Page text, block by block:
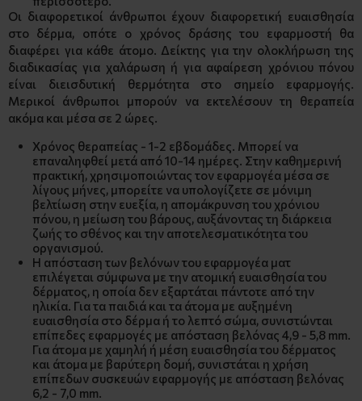
Οι διαφορετικοί άνθρωποι έχουν διαφορετική ευαισθησία
στο δέρμα, οπότε ο χρόνος δράσης του εφαρμοστή θα
διαφέρει για κάθε άτομο. Δείκτης για την ολοκλήρωση της
διαδικασίας για χαλάρωση ή για αφαίρεση χρόνιου πόνου
είναι διεισδυτική θερμότητα στο σημείο εφαρμογής.
Μερικοί άνθρωποι μπορούν να εκτελέσουν τη θεραπεία
ακόμα και μέσα σε 2 ώρες.
Χρόνος θεραπείας - 1-2 εβδομάδες. Μπορεί να
επαναληφθεί μετά από 10-14 ημέρες. Στην καθημερινή
πρακτική, χρησιμοποιώντας τον εφαρμογέα μέσα σε
λίγους μήνες, μπορείτε να υπολογίζετε σε μόνιμη
βελτίωση στην ευεξία, η απομάκρυνση του χρόνιου
πόνου, η μείωση του βάρους, αυξάνοντας τη διάρκεια
ζωής το σθένος και την αποτελεσματικότητα του
οργανισμού.
Η απόσταση των βελόνων του εφαρμογέα ματ
επιλέγεται σύμφωνα με την ατομική ευαισθησία του
δέρματος, η οποία δεν εξαρτάται πάντοτε από την
ηλικία. Για τα παιδιά και τα άτομα με αυξημένη
ευαισθησία στο δέρμα ή το λεπτό σώμα, συνιστώνται
επίπεδες εφαρμογές με απόσταση βελόνας 4,9 - 5,8 mm.
Για άτομα με χαμηλή ή μέση ευαισθησία του δέρματος
και άτομα με βαρύτερη δομή, συνιστάται η χρήση
επίπεδων συσκευών εφαρμογής με απόσταση βελόνας
6,2 - 7,0 mm.